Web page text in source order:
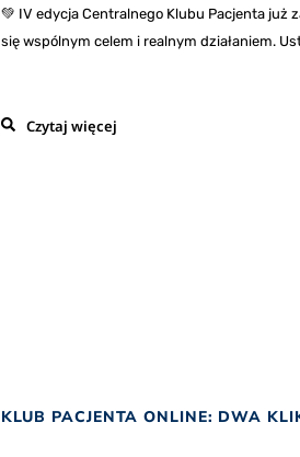
💚 IV edycja Centralnego Klubu Pacjenta już
się wspólnym celem i realnym działaniem.
Czytaj więcej
KLUB PACJENTA ONLINE: DWA